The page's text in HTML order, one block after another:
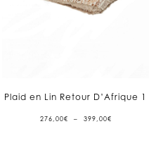
Plaid en Lin Retour D’Afrique 1
276,00€ – 399,00€PLAGE
DE